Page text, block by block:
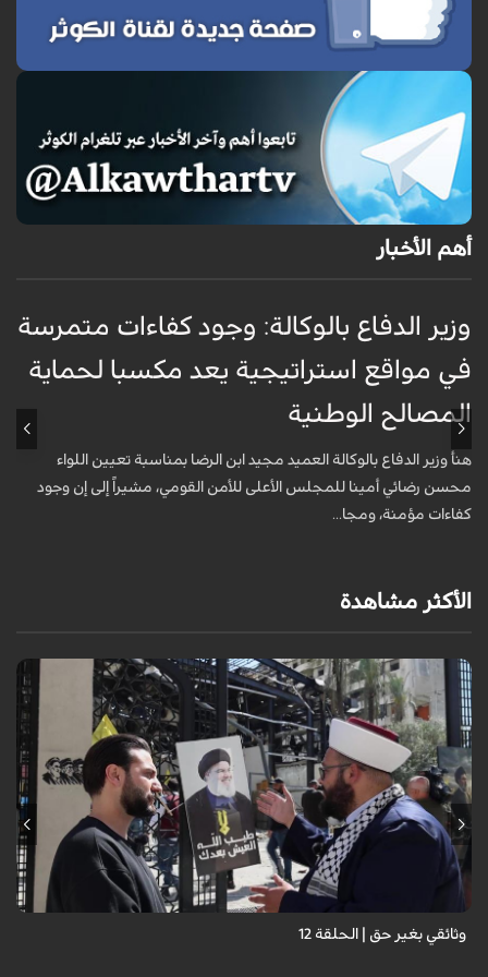
أهم الأخبار
وزير الدفاع بالوكالة: وجود كفاءات متمرسة
في مواقع استراتيجية يعد مكسبا لحماية
المصالح الوطنية
هنأ وزير الدفاع بالوكالة العميد مجيد ابن الرضا بمناسبة تعيين اللواء
محسن رضائي أمينا للمجلس الأعلى للأمن القومي، مشيراً إلى إن وجود
كفاءات مؤمنة، ومجا...
الأكثر مشاهدة
وثائقي بغير حق | الحلقة 12